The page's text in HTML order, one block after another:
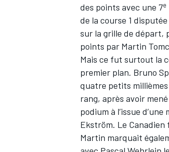
des points avec une 7e
de la course 1
sur la grille de départ,
points par Martin
Mais ce fut surtout la
premier plan. Bruno
quatre petits
rang, après avoir
podium à l’issue
Ekström. Le Canadien
Martin marquait